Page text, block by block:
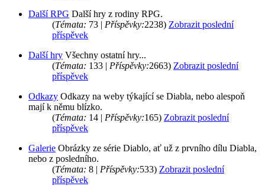
Další RPG Další hry z rodiny RPG.
(Témata: 73 | Příspěvky:2238) Zobrazit poslední
příspěvek
Další hry Všechny ostatní hry...
(Témata: 133 | Příspěvky:2663) Zobrazit poslední
příspěvek
Odkazy Odkazy na weby týkající se Diabla, nebo alespoň
mají k němu blízko.
(Témata: 14 | Příspěvky:165) Zobrazit poslední
příspěvek
Galerie Obrázky ze série Diablo, ať už z prvního dílu Diabla,
nebo z posledního.
(Témata: 8 | Příspěvky:533) Zobrazit poslední
příspěvek